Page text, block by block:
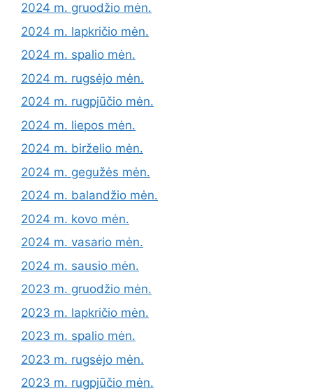
2024 m. gruodžio mėn.
2024 m. lapkričio mėn.
2024 m. spalio mėn.
2024 m. rugsėjo mėn.
2024 m. rugpjūčio mėn.
2024 m. liepos mėn.
2024 m. birželio mėn.
2024 m. gegužės mėn.
2024 m. balandžio mėn.
2024 m. kovo mėn.
2024 m. vasario mėn.
2024 m. sausio mėn.
2023 m. gruodžio mėn.
2023 m. lapkričio mėn.
2023 m. spalio mėn.
2023 m. rugsėjo mėn.
2023 m. rugpjūčio mėn.